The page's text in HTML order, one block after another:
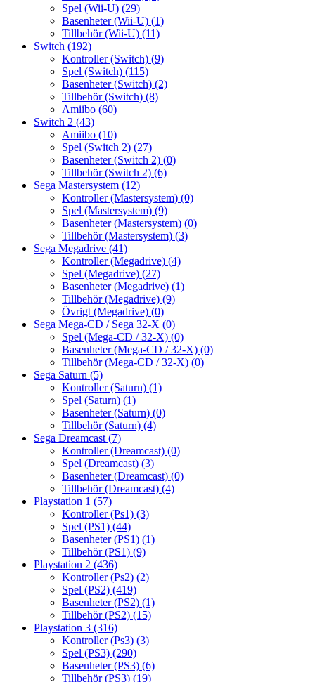
Spel (Wii-U) (29)
Basenheter (Wii-U) (1)
Tillbehör (Wii-U) (11)
Switch (192)
Kontroller (Switch) (9)
Spel (Switch) (115)
Basenheter (Switch) (2)
Tillbehör (Switch) (8)
Amiibo (60)
Switch 2 (43)
Amiibo (10)
Spel (Switch 2) (27)
Basenheter (Switch 2) (0)
Tillbehör (Switch 2) (6)
Sega Mastersystem (12)
Kontroller (Mastersystem) (0)
Spel (Mastersystem) (9)
Basenheter (Mastersystem) (0)
Tillbehör (Mastersystem) (3)
Sega Megadrive (41)
Kontroller (Megadrive) (4)
Spel (Megadrive) (27)
Basenheter (Megadrive) (1)
Tillbehör (Megadrive) (9)
Övrigt (Megadrive) (0)
Sega Mega-CD / Sega 32-X (0)
Spel (Mega-CD / 32-X) (0)
Basenheter (Mega-CD / 32-X) (0)
Tillbehör (Mega-CD / 32-X) (0)
Sega Saturn (5)
Kontroller (Saturn) (1)
Spel (Saturn) (1)
Basenheter (Saturn) (0)
Tillbehör (Saturn) (4)
Sega Dreamcast (7)
Kontroller (Dreamcast) (0)
Spel (Dreamcast) (3)
Basenheter (Dreamcast) (0)
Tillbehör (Dreamcast) (4)
Playstation 1 (57)
Kontroller (Ps1) (3)
Spel (PS1) (44)
Basenheter (PS1) (1)
Tillbehör (PS1) (9)
Playstation 2 (436)
Kontroller (Ps2) (2)
Spel (PS2) (419)
Basenheter (PS2) (1)
Tillbehör (PS2) (15)
Playstation 3 (316)
Kontroller (Ps3) (3)
Spel (PS3) (290)
Basenheter (PS3) (6)
Tillbehör (PS3) (19)